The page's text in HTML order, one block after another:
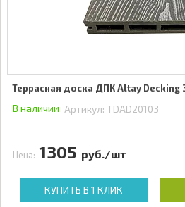
Террасная доска ДПК Altay
В наличии Артикул: TDAD20103
Цена: 1305 руб./шт
КУПИТЬ В 1 КЛИК